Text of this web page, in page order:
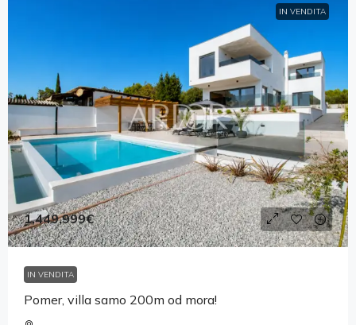
IN VENDITA
1,449,999€
IN VENDITA
Pomer, villa samo 200m od mora!